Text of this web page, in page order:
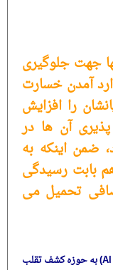
جهت جلوگیری
آمدن خسارت
را افزایش
آن ها در
ضمن اینکه به
بابت رسیدگی
تحمیل می
) به حوزه کشف تقلب